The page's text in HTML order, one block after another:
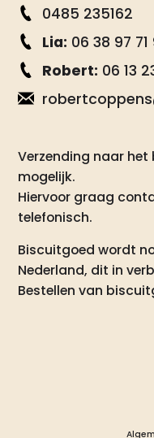
0485 235162
Lia: 06 38 97 71
Robert: 06 13
Verzending naar
mogelijk.
Hiervoor graag
telefonisch.
Biscuitgoed wordt
Nederland, dit in
Bestellen van